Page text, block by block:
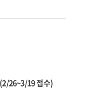
26~3/19 접수)